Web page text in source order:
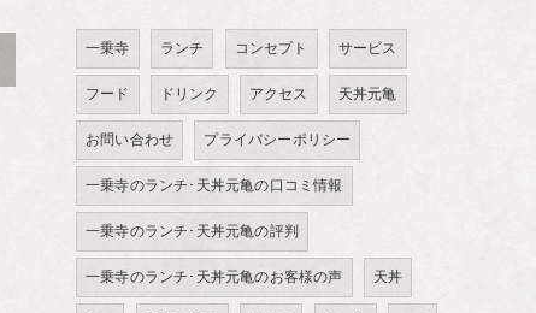
一乗寺 ランチ コンセプト サービス
フード ドリンク アクセス 天丼元亀
お問い合わせ プライバシーポリシー
一乗寺のランチ･天丼元亀の口コミ情報
一乗寺のランチ･天丼元亀の評判
一乗寺のランチ･天丼元亀のお客様の声 天丼